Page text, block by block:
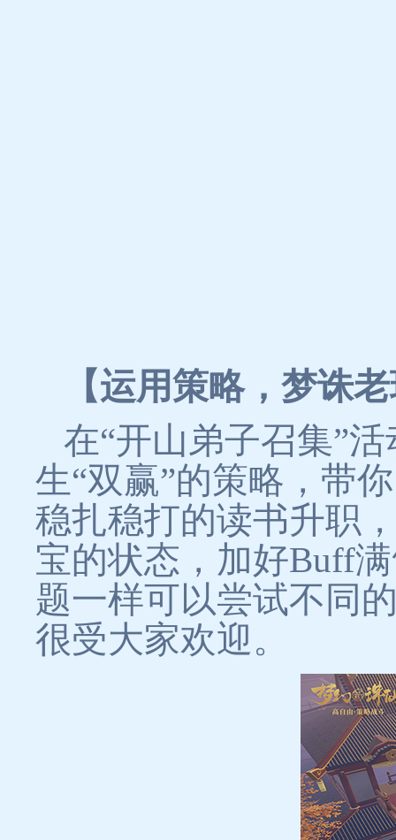
【运用策略，梦诛
在“开山弟子召集”
生“双赢”的策略，带
稳扎稳打的读书升职
宝的状态，加好Buff
题一样可以尝试不同
很受大家欢迎。